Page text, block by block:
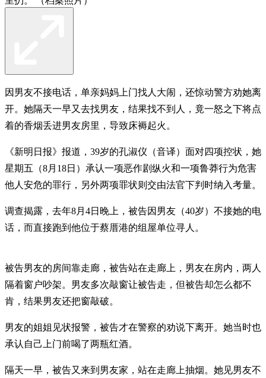
因男友不接电话，单亲妈妈上门找人大闹，还惊动警方劝她离
开。她隔天一早又去找男友，结果找不到人，竟一怒之下将点
着的香烟丢进男友房里，导致床褥起火。
《新明日报》报道，39岁的孔淑仪（音译）面对四项控状，她
星期五（8月18日）承认一项恶作剧纵火和一项鲁莽行为危害
他人安危的罪行，另外两项罪状则交由法官下判时纳入考量。
调查揭露，去年8月4日晚上，被告因男友（40岁）不接她的电
话，而直接跑到他位于蔡厝港的组屋单位寻人。
被告男友的房间靠走廊，被告站在走廊上，男友在房内，两人
隔着窗户吵架。男友多次敲窗让被告走，但被告却怎么都不
肯，结果男友还把窗敲破。
男友的姐姐见状报警，被告才在警察的劝说下离开。她当时也
承认自己上门前喝了两瓶红酒。
隔天一早，被告又来到男友家，站在走廊上抽烟。她见男友不